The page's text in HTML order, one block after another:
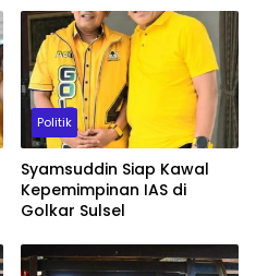
Politik
Syamsuddin Siap Kawal
Kepemimpinan IAS di
Golkar Sulsel